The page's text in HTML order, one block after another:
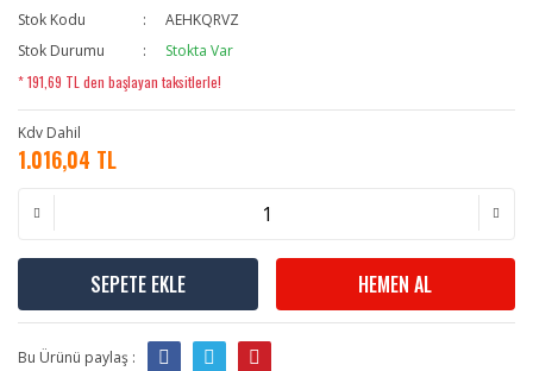
Stok Kodu
AEHKQRVZ
Stok Durumu
Stokta Var
* 191,69 TL den başlayan taksitlerle!
Kdv Dahil
1.016,04 TL
SEPETE EKLE HEMEN AL
Bu Ürünü paylaş :